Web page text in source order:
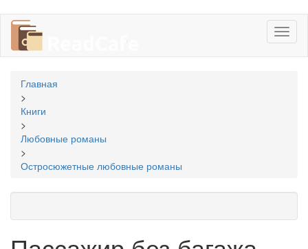
Перейти
основному
Вы
здесь
Главная
>
Книги
>
Любовные романы
>
Остросюжетные любовные романы